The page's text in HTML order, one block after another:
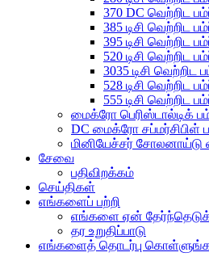
370 DC வெற்றிட
385 டிசி வெற்றிட
395 டிசி வெற்றிட
520 டிசி வெற்றிட
3035 டிசி வெற்றிட
528 டிசி வெற்றிட
555 டிசி வெற்றிட
மைக்ரோ பெரிஸ்டால்டிக்
DC மைக்ரோ சப்மர்சிபிள்
மினியேச்சர் சோலனாய்டு
சேவை
பதிவிறக்கம்
செய்திகள்
எங்களைப் பற்றி
எங்களை ஏன்
தர உறுதிப்பாடு
எங்களைத் தொடர்பு